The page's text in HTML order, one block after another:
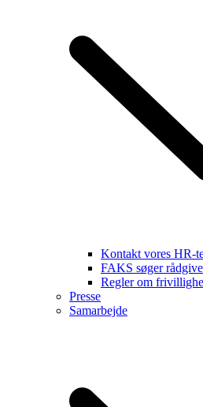
Kontakt vores HR-
FAKS søger
Regler om
Presse
Samarbejde